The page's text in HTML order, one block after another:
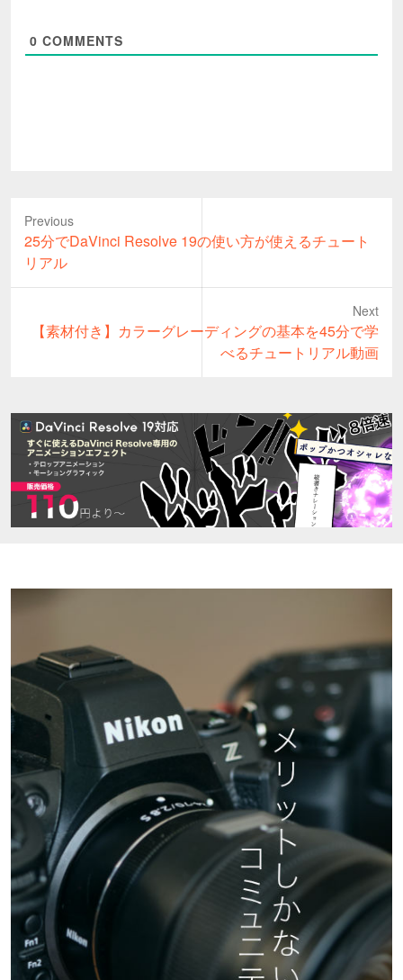
0 COMMENTS
Previous
Previous
post:
25分でDaVinci Resolve 19の使い方が使えるチュート
リアル
Next
Next
【素材付き】カラーグレーディングの基本を45分で学
べるチュートリアル動画